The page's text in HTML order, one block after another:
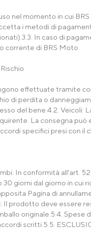
nel momento in cui
i metodi di
In caso di
corrente di BRS Moto.
effettuate tramite
di perdita o
del bene.4.2. Veicoli:
La consegna
specifici presi con il
In conformità all'art.
giorni dal giorno in
Pagina di
Il prodotto deve essere
originale.5.4.
scritti.5.5.